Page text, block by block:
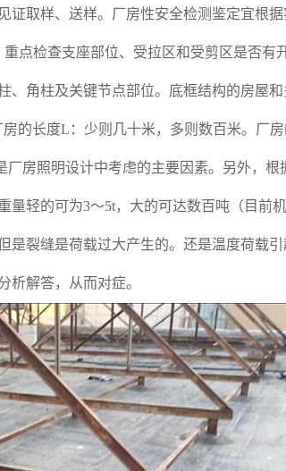
证取样、送样。厂房性安全检测鉴定宜根
检查支座部位、受拉区和受剪区是否有
、角柱及关键节点部位。底框结构的房屋
长度L：少则几十米，多则数百米。厂房
厂房照明设计中考虑的主要因素。另外，
量轻的可为3～5t，大的可达数百吨（目前
是裂缝是荷载过大产生的。还是温度荷载
析解答，从而对症。